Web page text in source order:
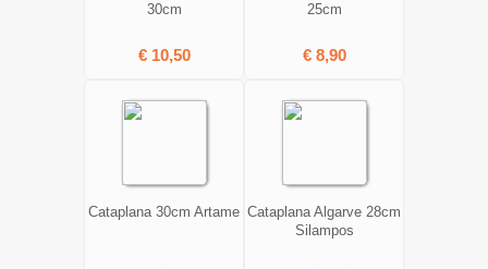
30cm
€ 10,50
25cm
€ 8,90
Cataplana 30cm Artame Cataplana Algarve 28cm
Silampos